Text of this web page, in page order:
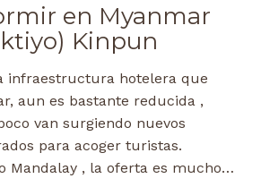
en Myanmar
Kinpun
infraestructura hotelera que
aun es bastante reducida ,
van surgiendo nuevos
para acoger turistas.
Mandalay , la oferta es mucho…